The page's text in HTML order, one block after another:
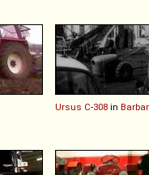
Ursus C-308 in